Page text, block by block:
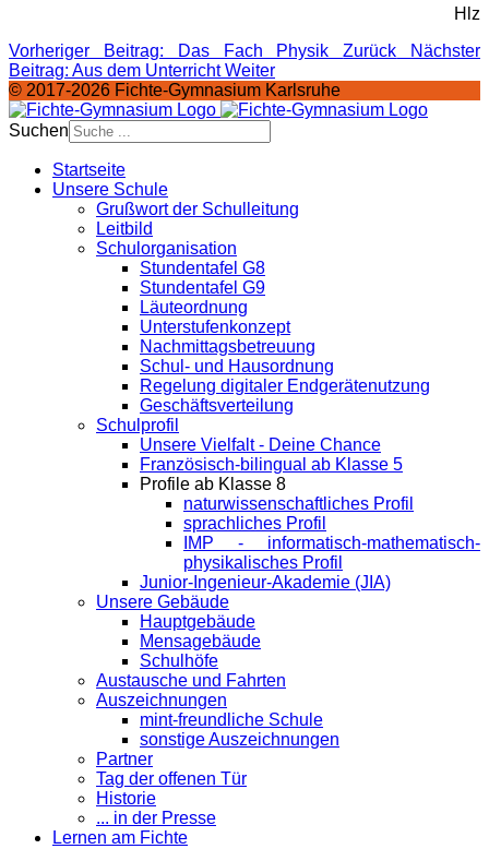
Hlz
Vorheriger Beitrag: Das Fach PhysikZurück
Nächster
Beitrag: Aus dem UnterrichtWeiter
© 2017-2026 Fichte-Gymnasium Karlsruhe
Suchen
Startseite
Unsere Schule
Grußwort der Schulleitung
Leitbild
Schulorganisation
Stundentafel G8
Stundentafel G9
Läuteordnung
Unterstufenkonzept
Nachmittagsbetreuung
Schul- und Hausordnung
Regelung digitaler Endgeräte­nutzung
Geschäftsverteilung
Schulprofil
Unsere Vielfalt - Deine Chance
Französisch-bilingual ab Klasse 5
Profile ab Klasse 8
naturwissenschaftliches Profil
sprachliches Profil
IMP - informatisch-mathematisch-
physikalisches Profil
Junior-Ingenieur-Akademie (JIA)
Unsere Gebäude
Hauptgebäude
Mensagebäude
Schulhöfe
Austausche und Fahrten
Auszeichnungen
mint-freundliche Schule
sonstige Auszeichnungen
Partner
Tag der offenen Tür
Historie
... in der Presse
Lernen am Fichte